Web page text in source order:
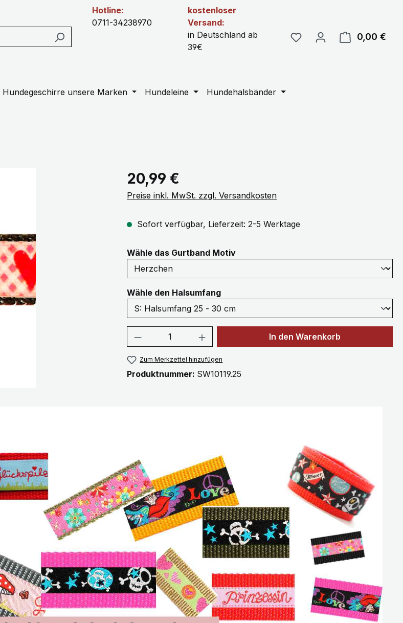
Hotline:
0711-34238970
kostenloser
Versand:
in Deutschland ab
39€
0,00 €
Hundegeschirre unsere Marken Hundeleine
Hundehalsbänder
Regulärer Preis:
20,99 €
Preise inkl. MwSt. zzgl. Versandkosten
Sofort verfügbar, Lieferzeit: 2-5 Werktage
Wähle das Gurtband Motivauswählen
Wähle den Halsumfangauswählen
Produkt Anzahl: Gib den gewünschten Wert
In den Warenkorb
Zum Merkzettel hinzufügen
Produktnummer: SW10119.25